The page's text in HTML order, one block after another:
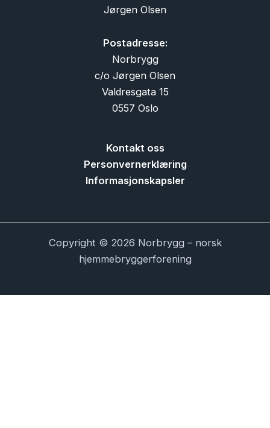
Jørgen Olsen
Postadresse:
Norbrygg
c/o Jørgen Olsen
Valdresgata 15
0557 Oslo
Kontakt oss
Personvernerklæring
Informasjonskapsler
Copyright © 2026 Norbrygg – norsk
hjemmebryggerforening